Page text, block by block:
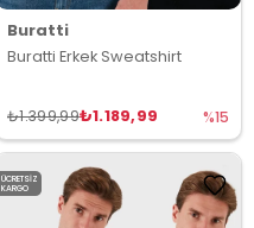
Buratti
Buratti Erkek Sweatshirt
₺1.189,99
₺1.399,99 %15
ÜCRETSIZ
KARGO